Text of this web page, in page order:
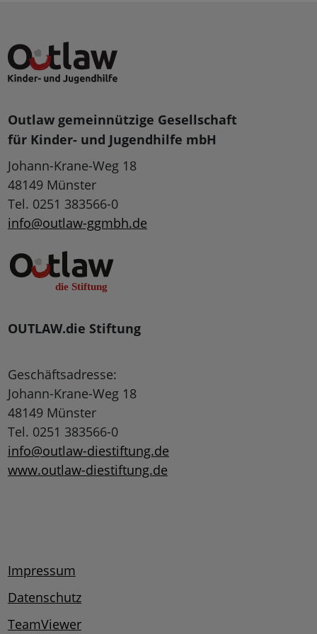
Outlaw gemeinnützige Gesellschaft
für Kinder- und Jugendhilfe mbH
Johann-Krane-Weg 18
48149 Münster
Tel. 0251 383566-0
info@outlaw-ggmbh.de
OUTLAW.die Stiftung
Geschäftsadresse:
Johann-Krane-Weg 18
48149 Münster
Tel. 0251 383566-0
info@outlaw-diestiftung.de
www.outlaw-diestiftung.de
Impressum
Datenschutz
TeamViewer